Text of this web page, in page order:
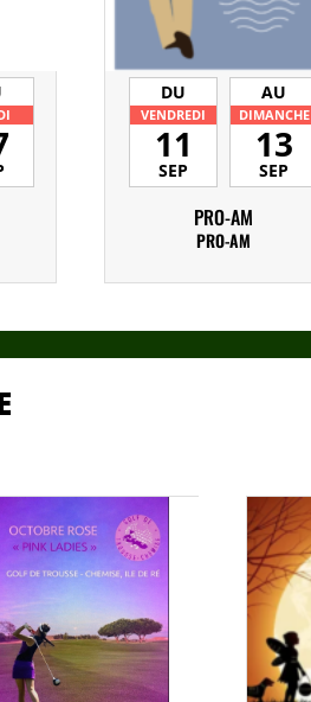
DU
VENDREDI
11
SEP
AU
DIMANCHE
13
SEP
PRO-AM
PRO-AM